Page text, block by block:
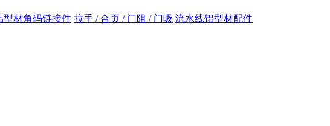
型材角码链接件 拉手 / 合页 / 门阻 / 门吸 流水线铝型材配件